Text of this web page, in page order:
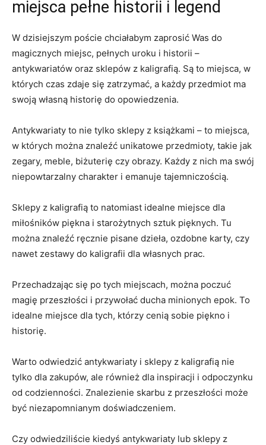
miejsca ⁤pełne historii i legend
W dzisiejszym poście chciałabym zaprosić Was⁣ do
magicznych miejsc, pełnych uroku⁣ i historii ⁢–
antykwariatów oraz sklepów z kaligrafią. Są ⁤to miejsca, ​w‌
których czas zdaje się ‌zatrzymać, ‍a każdy przedmiot⁣ ma​
swoją własną historię do opowiedzenia.
Antykwariaty to nie tylko sklepy z książkami‌ – to miejsca,
w⁣ których można znaleźć⁣ unikatowe przedmioty, takie jak
zegary, meble, biżuterię czy ​obrazy. Każdy ⁢z nich ma swój
niepowtarzalny charakter i ‌emanuje tajemniczością.
Sklepy z kaligrafią to natomiast idealne miejsce dla
miłośników piękna ‌i starożytnych sztuk pięknych. ⁤Tu
‌można znaleźć ręcznie​ pisane dzieła, ozdobne karty, czy
nawet zestawy do kaligrafii⁢ dla ​własnych prac.
Przechadzając się po ​tych‌ miejscach, można poczuć
magię ⁤przeszłości i przywołać ducha minionych epok. To
idealne miejsce dla tych, którzy cenią sobie piękno i
historię.
Warto odwiedzić⁢ antykwariaty i sklepy z kaligrafią⁢ nie
tylko dla zakupów, ale również dla ​inspiracji i odpoczynku
od codzienności. Znalezienie skarbu z przeszłości może
być niezapomnianym doświadczeniem.
Czy ​odwiedziliście kiedyś antykwariaty lub sklepy z ​